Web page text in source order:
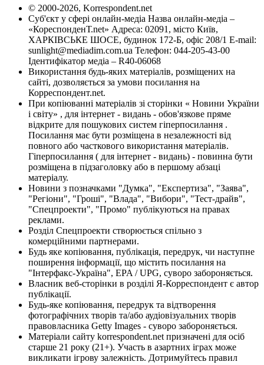
© 2000-2026, Korrespondent.net
Суб'єкт у сфері онлайн-медіа Назва онлайн-медіа –
«КореспонденТ.net» Адреса: 02091, місто Київ,
ХАРКІВСЬКЕ ШОСЕ, будинок 172-Б, офіс 208/1 E-mail:
sunlight@mediadim.com.ua Телефон: 044-205-43-00
Ідентифікатор медіа – R40-06068
Використання будь-яких матеріалів, розміщених на
сайті, дозволяється за умови посилання на
Корреспондент.net.
При копіюванні матеріалів зі сторінки « Новини України
і світу» , для інтернет - видань - обов'язкове пряме
відкрите для пошукових систем гіперпосилання .
Посилання має бути розміщена в незалежності від
повного або часткового використання матеріалів.
Гіперпосилання ( для інтернет - видань) - повинна бути
розміщена в підзаголовку або в першому абзаці
матеріалу.
Новини з позначками "Думка", "Експертиза", "Заява",
"Регіони", "Гроші", "Влада", "Вибори", "Тест-драйв",
"Спецпроекти", "Промо" публікуються на правах
реклами.
Розділ Спецпроекти створюється спільно з
комерційними партнерами.
Будь яке копіювання, публікація, передрук, чи наступне
поширення інформації, що містить посилання на
"Інтерфакс-Україна", EPA / UPG, суворо забороняється.
Власник веб-сторінки в розділі Я-Корреспондент є автор
публікації.
Будь-яке копіювання, передрук та відтворення
фотографічних творів та/або аудіовізуальних творів
правовласника Getty Images - суворо забороняється.
Матеріали сайту korrespondent.net призначені для осіб
старше 21 року (21+). Участь в азартних іграх може
викликати ігрову залежність. Дотримуйтесь правил